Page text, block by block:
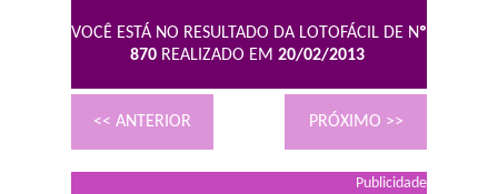
VOCÊ ESTÁ NO RESULTADO DA LOTOFÁCIL DE Nº
870 REALIZADO EM 20/02/2013
<< ANTERIOR PRÓXIMO >>
Publicidade